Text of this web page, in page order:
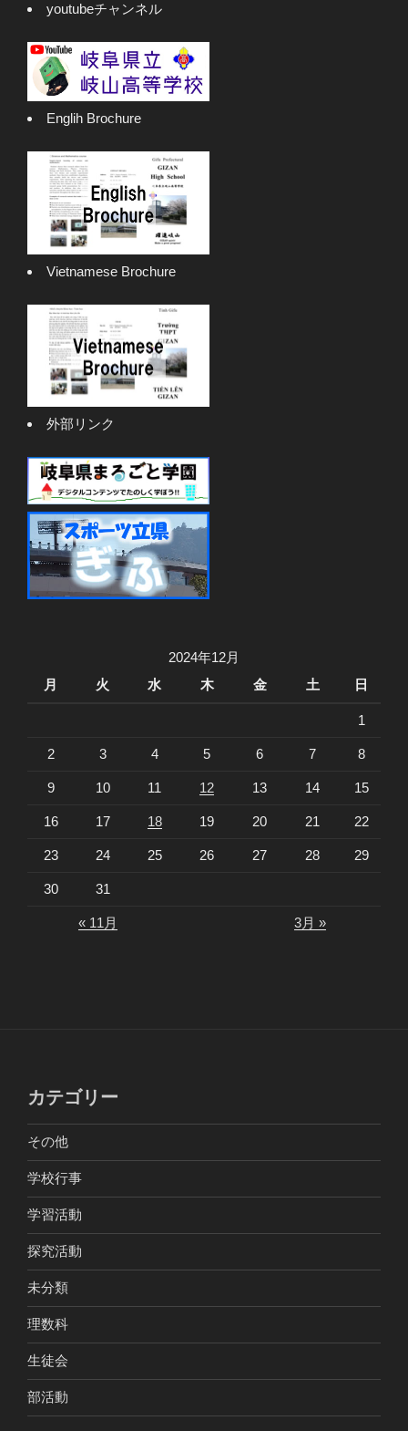
youtubeチャンネル
Englih Brochure
Vietnamese Brochure
外部リンク
2024年12月
月
火 水 木 金 土 日
1
2 3 4 5 6 7 8
9 10 11 12 13 14 15
16 17 18 19 20 21 22
23 24 25 26 27 28 29
30 31
« 11月 3月 »
カテゴリー
その他
学校行事
学習活動
探究活動
未分類
理数科
生徒会
部活動